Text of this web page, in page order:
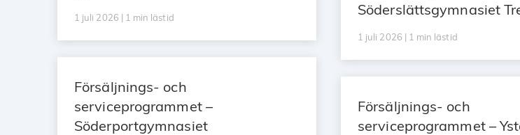
1 juli 2026 | 1 min lästid
Försäljnings- och
serviceprogrammet –
Söderportgymnasiet
Söderslättsgymnasiet
1 juli 2026 | 1 min lästid
Försäljnings- och
serviceprogrammet –